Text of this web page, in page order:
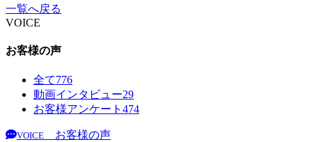
一覧へ戻る
VOICE
お客様の声
全て776
動画インタビュー29
お客様アンケート 474
VOICE
お客様の声